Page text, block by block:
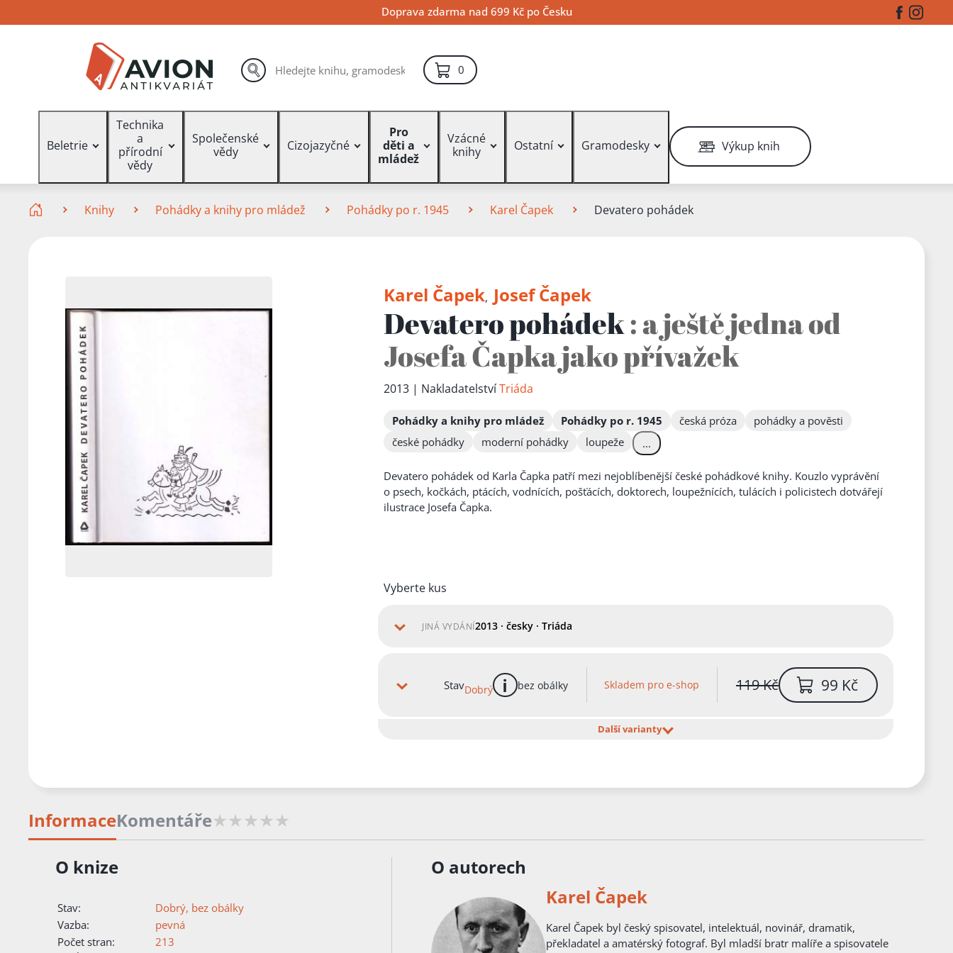
na
na
na
Doprava zdarma nad 699 Kč po Česku Facebook
Vyhledávání hledat
0položek – košík
Beletrie
Technika
a
přírodní
vědy
Společenské
vědy
Cizojazyčné
Pro
děti a
mládež
Vzácné
knihy
Ostatní Gramodesky Výkup knih
Knihy Pohádky a knihy pro mládež Pohádky po r. 1945 Karel Čapek Devatero pohádek
Karel Čapek, Josef Čapek
Devatero pohádek: a ještě jedna od
Josefa Čapka jako přívažek
2013 | NakladatelstvíTriáda
Pohádky a knihy pro mládež Pohádky po r. 1945 česká próza
pohádky a pověsti
české pohádky
moderní pohádky loupeže ...
Devatero pohádek od Karla Čapka patří mezi nejoblíbenější české pohádkové knihy. Kouzlo vyprávění
o psech, kočkách, ptácích, vodnících, pošťácích, doktorech, loupežnících, tulácích i policistech dotvářejí
ilustrace Josefa Čapka.
Vyberte kus
JINÁ VYDÁNÍ2013 · česky · Triáda
StavDobrý více informací
bez obálky Skladem pro e-shop 119 Kč 99 Kč
Další varianty
InformaceKomentáře
O knize
Stav:
Dobrý, bez obálky
Vazba:
pevná
Počet stran:
213
O autorech
Karel Čapek
Karel Čapek byl český spisovatel, intelektuál, novinář, dramatik,
překladatel a amatérský fotograf. Byl mladší bratr malíře a spisovatele